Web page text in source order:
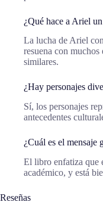
¿Qué hace a Ariel
La lucha de Ariel
resuena con muchos
similares.
¿Hay personajes
Sí, los personajes
antecedentes
¿Cuál es el mensaje
El libro enfatiza que
académico, y está
Reseñas